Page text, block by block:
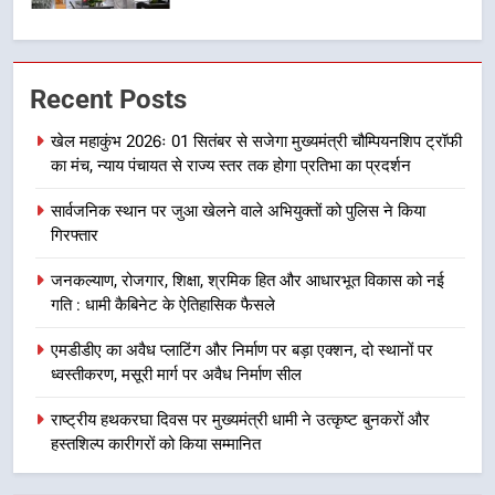
7
भर्ती
उत्तराखंड समाचार
दिल्ली-देहरादून आर्थिक कॉरिडोर से जुड़ी
का डीएम ने किया निरीक्षण; समयबद्ध एवं
गुणवत्तापूर्ण निर्माण सुनिश्चित करने के
नहींः डीएम
उत्तराखंड समाचार
खेल महाकुंभ 2026ः 01 सितंबर से सजेगा
न्याय पंचायत से राज्य स्तर तक होगा
प्रतिभा का प्रदर्शन
उत्तराखंड समाचार
Recent Posts
खेल महाकुंभ 2026ः 01 सितंबर से सजेगा मुख्यमंत्री चौम्पियनशिप ट्रॉफी
का मंच, न्याय पंचायत से राज्य स्तर तक होगा प्रतिभा का प्रदर्शन
सार्वजनिक स्थान पर जुआ खेलने वाले अभियुक्तों को पुलिस ने किया
गिरफ्तार
जनकल्याण, रोजगार, शिक्षा, श्रमिक हित और आधारभूत विकास को नई
गति : धामी कैबिनेट के ऐतिहासिक फैसले
एमडीडीए का अवैध प्लाटिंग और निर्माण पर बड़ा एक्शन, दो स्थानों पर
ध्वस्तीकरण, मसूरी मार्ग पर अवैध निर्माण सील
राष्ट्रीय हथकरघा दिवस पर मुख्यमंत्री धामी ने उत्कृष्ट बुनकरों और
हस्तशिल्प कारीगरों को किया सम्मानित